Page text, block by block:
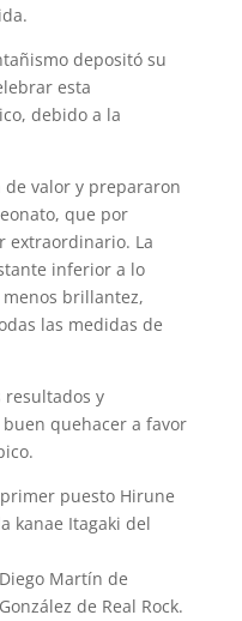
depositó su
esta
debido a la
valor y prepararon
que por
extraordinario. La
inferior a lo
brillantez,
las medidas de
resultados y
quehacer a favor
puesto Hirune
kanae Itagaki del
Martín de
de Real Rock.